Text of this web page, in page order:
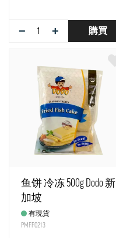
− + 購買
鱼饼 冷冻 500g Dodo 新
加坡
有現貨
PMFF0213